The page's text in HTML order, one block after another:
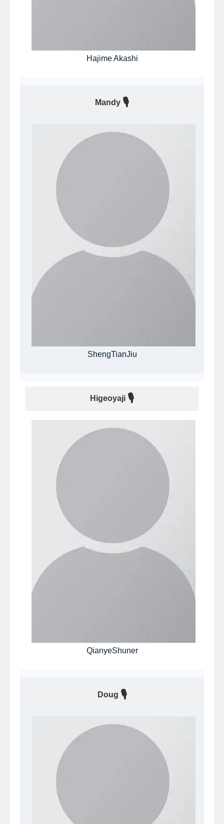
Hajime Akashi
Mandy 🎙
ShengTianJiu
Higeoyaji 🎙
QianyeShuner
Doug 🎙